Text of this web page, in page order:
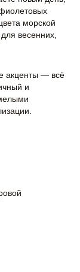
морской
весенних,
акценты — всё
и